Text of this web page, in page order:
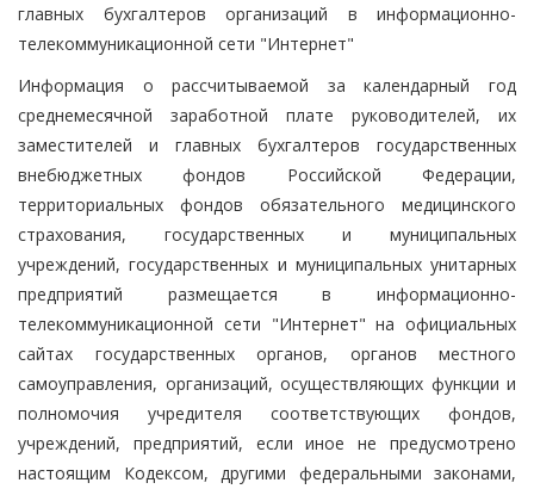
главных бухгалтеров организаций в информационно-
телекоммуникационной сети "Интернет"
Информация о рассчитываемой за календарный год
среднемесячной заработной плате руководителей, их
заместителей и главных бухгалтеров государственных
внебюджетных фондов Российской Федерации,
территориальных фондов обязательного медицинского
страхования, государственных и муниципальных
учреждений, государственных и муниципальных унитарных
предприятий размещается в информационно-
телекоммуникационной сети "Интернет" на официальных
сайтах государственных органов, органов местного
самоуправления, организаций, осуществляющих функции и
полномочия учредителя соответствующих фондов,
учреждений, предприятий, если иное не предусмотрено
настоящим Кодексом, другими федеральными законами,